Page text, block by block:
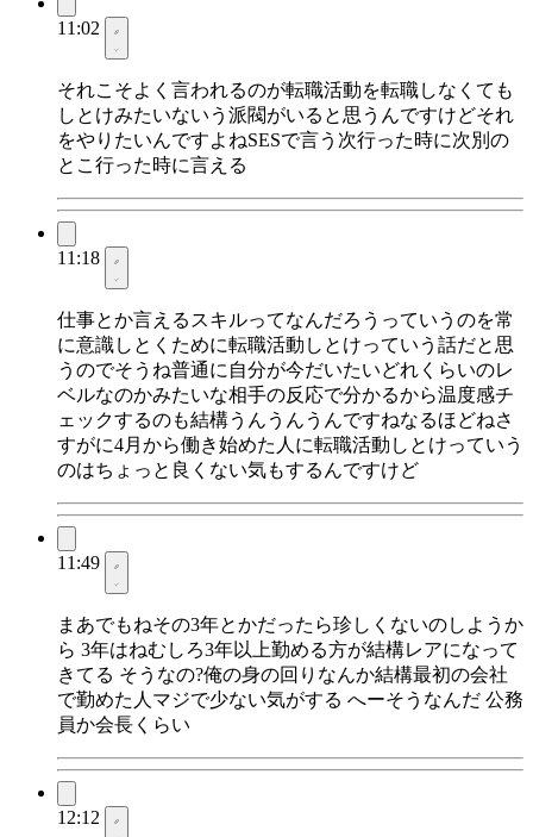
11:02
それこそよく言われるのが転職活動を転職しなくても
しとけみたいないう派閥がいると思うんですけどそれ
をやりたいんですよねSESで言う次行った時に次別の
とこ行った時に言える
11:18
仕事とか言えるスキルってなんだろうっていうのを常
に意識しとくために転職活動しとけっていう話だと思
うのでそうね普通に自分が今だいたいどれくらいのレ
ベルなのかみたいな相手の反応で分かるから温度感チ
ェックするのも結構うんうんうんですねなるほどねさ
すがに4月から働き始めた人に転職活動しとけっていう
のはちょっと良くない気もするんですけど
11:49
まあでもねその3年とかだったら珍しくないのしようか
ら 3年はねむしろ3年以上勤める方が結構レアになって
きてる そうなの?俺の身の回りなんか結構最初の会社
で勤めた人マジで少ない気がする へーそうなんだ 公務
員か会長くらい
12:12